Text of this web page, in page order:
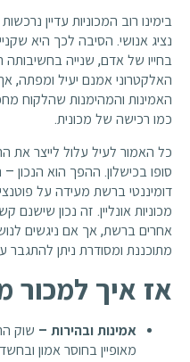
בימינו רוב המכוניות עדיין
נציג אנושי. הסיבה לכך היא
בחייו של אדם, שנייה
האלקטרוני אמנם יעיל ומפתה,
האמינות והמהימנות שהלקוח
כמו רכישה של מכונית.
כל האמור לעיל עלול לייצר את
סופו בכישלון. ההפך הוא
דומיננטי ברשת מעידה על
מכוניות אונליין. זה נכון שישנם
אחרים ברשת, אך אם ניגשים
מתוכננת ומסודרת ניתן להתגבר
אז איך למכור
אמינות ובהירות – שוק
מאופיין בחוסר אמון